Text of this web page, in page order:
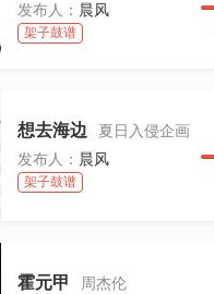
发布人： 晨风
架子鼓谱
想去海边
夏日入侵企画
发布人： 晨风
架子鼓谱
霍元甲
周杰伦